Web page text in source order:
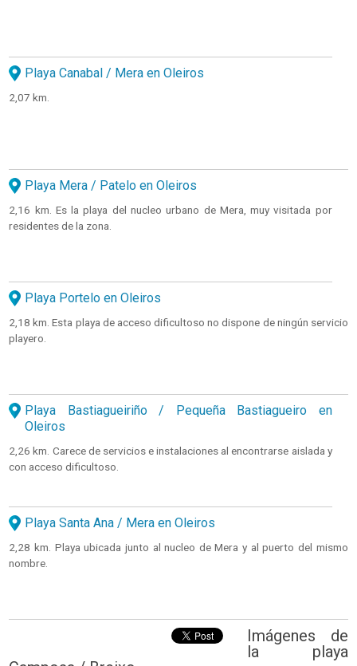
Playa Canabal / Mera en Oleiros
2,07 km.
Playa Mera / Patelo en Oleiros
2,16 km. Es la playa del nucleo urbano de Mera, muy visitada por
residentes de la zona.
Playa Portelo en Oleiros
2,18 km. Esta playa de acceso dificultoso no dispone de ningún servicio
playero.
Playa Bastiagueiriño / Pequeña Bastiagueiro en
Oleiros
2,26 km. Carece de servicios e instalaciones al encontrarse aislada y
con acceso dificultoso.
Playa Santa Ana / Mera en Oleiros
2,28 km. Playa ubicada junto al nucleo de Mera y al puerto del mismo
nombre.
Imágenes de
la playa